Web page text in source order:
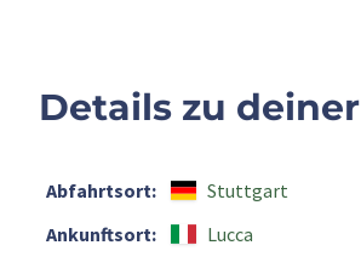
Details zu
Abfahrtsort:
Stuttgart
Ankunftsort:
Lucca